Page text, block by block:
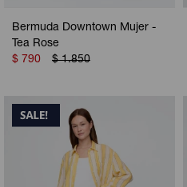
Bermuda Downtown Mujer -
Tea Rose
$ 790 $ 1.850